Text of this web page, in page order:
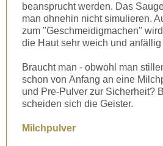
beansprucht werden. Das
man ohnehin nicht simulieren.
zum "Geschmeidigmachen"
die Haut sehr weich und anfällig
Braucht man - obwohl man
schon von Anfang an eine
und Pre-Pulver zur Sicherheit?
scheiden sich die Geister.
Milchpulver